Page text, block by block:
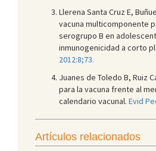
Llerena Santa Cruz E,
vacuna multicomponente
serogrupo B en
inmunogenicidad a corto
2012:8;73.
Juanes de Toledo B, Ruiz
para la vacuna frente al
calendario vacunal. Evid
Artículos relacionados